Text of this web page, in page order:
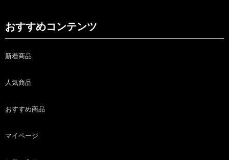
おすすめコンテンツ
新着商品
人気商品
おすすめ商品
マイページ